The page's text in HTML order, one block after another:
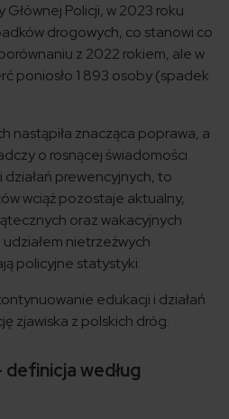
Policji, w 2023 roku
drogowych, co stanowi co
z 2022 rokiem, ale w
poniosło 1 893 osoby (spadek
nastąpiła znacząca poprawa, a
o rosnącej świadomości
prewencyjnych, to
wciąż pozostaje aktualny,
oraz wakacyjnych
nietrzeźwych
policyjne statystyki.
edukacji i działań
zjawiska z polskich dróg.
według